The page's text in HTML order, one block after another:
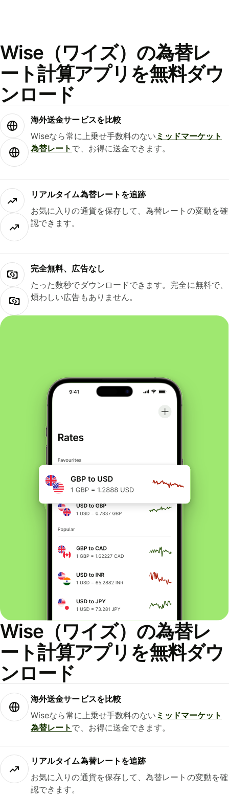
Wise（ワイズ）の為替レ
ート計算アプリを無料ダウ
ンロード
海外送金サービスを比較
Wiseなら常に上乗せ手数料のない ミッドマーケット
為替レート で、お得に送金できます。
リアルタイム為替レートを追跡
お気に入りの通貨を保存して、為替レートの変動を確
認できます。
完全無料、広告なし
たった数秒でダウンロードできます。完全に無料で、
煩わしい広告もありません。
Wise（ワイズ）の為替レ
ート計算アプリを無料ダウ
ンロード
海外送金サービスを比較
Wiseなら常に上乗せ手数料のない ミッドマーケット
為替レート で、お得に送金できます。
リアルタイム為替レートを追跡
お気に入りの通貨を保存して、為替レートの変動を確
認できます。